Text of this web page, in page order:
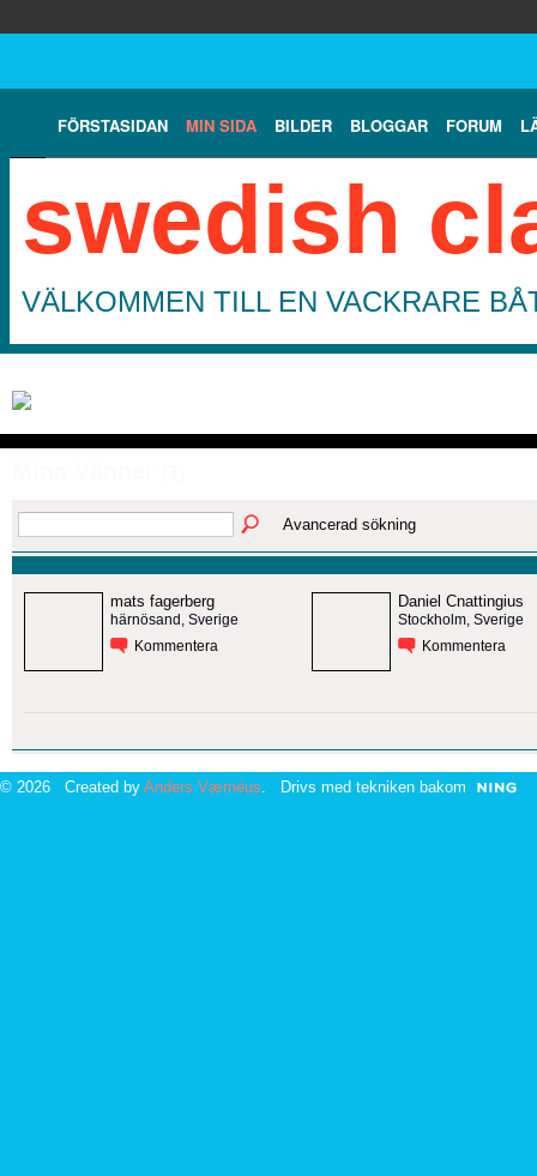
FÖRSTASIDAN MIN SIDA BILDER BLOGGAR FORUM
swedish
VÄLKOMMEN TILL EN VACKRARE
Avancerad sökning
mats fagerberg
härnösand, Sverige
Kommentera
Daniel Cnattingius
Stockholm, Sverige
Kommentera
© 2026 Created by Anders Værnéus . Drivs med tekniken bakom